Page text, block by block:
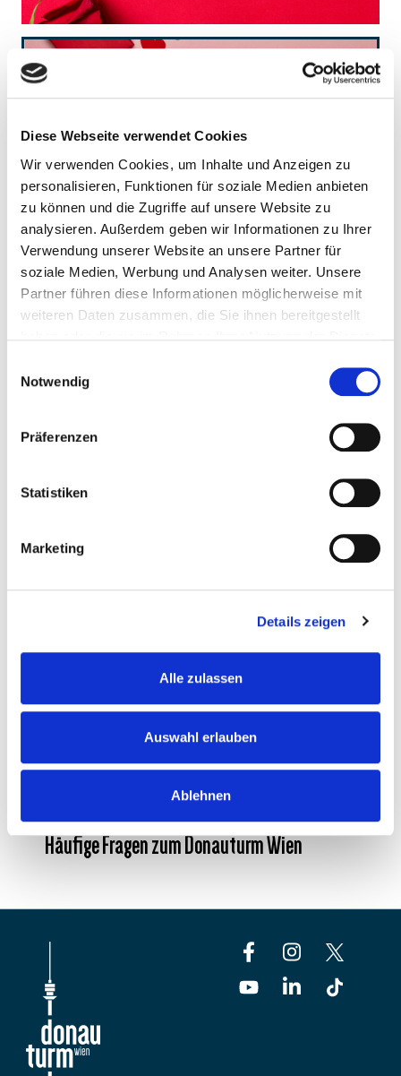
Diese Webseite verwendet Cookies
Wir verwenden Cookies, um Inhalte und Anzeigen zu
personalisieren, Funktionen für soziale Medien anbieten
zu können und die Zugriffe auf unsere Website zu
analysieren. Außerdem geben wir Informationen zu Ihrer
Verwendung unserer Website an unsere Partner für
soziale Medien, Werbung und Analysen weiter. Unsere
Partner führen diese Informationen möglicherweise mit
weiteren Daten zusammen, die Sie ihnen bereitgestellt
Notwendig
Präferenzen
Statistiken
Marketing
Details zeigen
Alle zulassen
Auswahl erlauben
Ablehnen
Platz für Ihre Grußbotschaft (max. 50
IN DEN WARENKORB
Häufige Fragen zum Donauturm Wien